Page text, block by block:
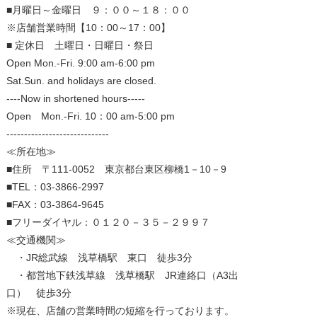
■月曜日～金曜日 ９：００～１８：００
※店舗営業時間【10：00～17：00】
■ 定休日 土曜日・日曜日・祭日
Open Mon.-Fri. 9:00 am-6:00 pm
Sat.Sun. and holidays are closed.
----Now in shortened hours-----
Open Mon.-Fri. 10：00 am-5:00 pm
-----------------------------
≪所在地≫
■住所 〒111-0052 東京都台東区柳橋1－10－9
■TEL：03-3866-2997
■FAX：03-3864-9645
■フリーダイヤル：０１２０－３５－２９９７
≪交通機関≫
・JR総武線 浅草橋駅 東口 徒歩3分
・都営地下鉄浅草線 浅草橋駅 JR連絡口（A3出
口） 徒歩3分
※現在、店舗の営業時間の短縮を行っております。